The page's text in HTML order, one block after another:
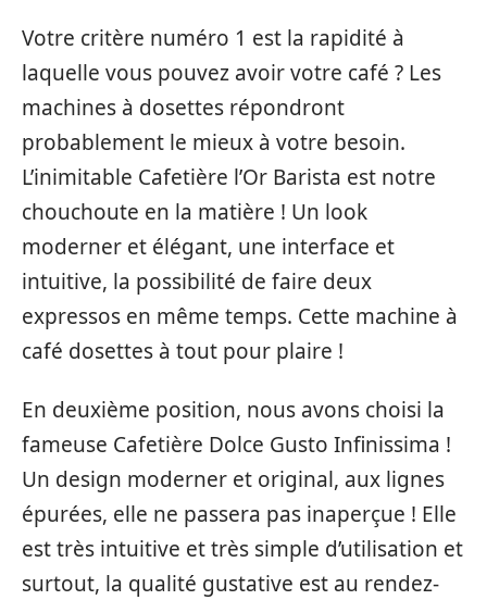
Votre critère numéro 1 est la rapidité à
laquelle vous pouvez avoir votre café ? Les
machines à dosettes répondront
probablement le mieux à votre besoin.
L’inimitable Cafetière l’Or Barista est notre
chouchoute en la matière ! Un look
moderner et élégant, une interface et
intuitive, la possibilité de faire deux
expressos en même temps. Cette machine à
café dosettes à tout pour plaire !
En deuxième position, nous avons choisi la
fameuse Cafetière Dolce Gusto Infinissima !
Un design moderner et original, aux lignes
épurées, elle ne passera pas inaperçue ! Elle
est très intuitive et très simple d’utilisation et
surtout, la qualité gustative est au rendez-